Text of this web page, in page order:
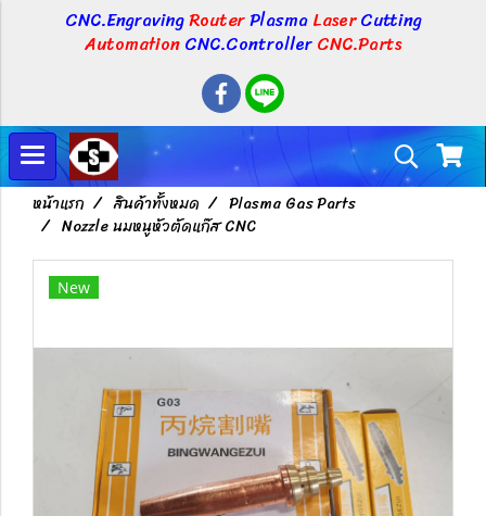
CNC.EngravingRouterPlasmaLaserCutting
AutomationCNC.ControllerCNC.Parts
หน้าแรก สินค้าทั้งหมด
Plasma Gas Parts
Nozzle นมหนูหัวตัดแก๊ส CNC
New